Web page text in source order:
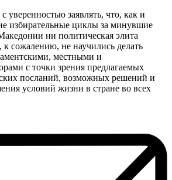
уверенностью заявлять, что, как и
избирательные циклы за минувшие
ни политическая элита
к сожалению, не научились делать
местными и
с точки зрения предлагаемых
посланий, возможных решений и
условий жизни в стране во всех